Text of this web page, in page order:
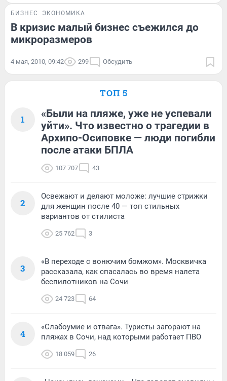
БИЗНЕС ЭКОНОМИКА
В кризис малый бизнес съежился до
микроразмеров
4 мая, 2010, 09:42 299 Обсудить
ТОП 5
1
«Были на пляже, уже не успевали
уйти». Что известно о трагедии в
Архипо-Осиповке — люди погибли
после атаки БПЛА
107 707 43
2
Освежают и делают моложе: лучшие стрижки
для женщин после 40 — топ стильных
вариантов от стилиста
25 762 3
3
«В переходе с вонючим бомжом». Москвичка
рассказала, как спасалась во время налета
беспилотников на Сочи
24 723 64
4
«Слабоумие и отвага». Туристы загорают на
пляжах в Сочи, над которыми работает ПВО
18 059 26